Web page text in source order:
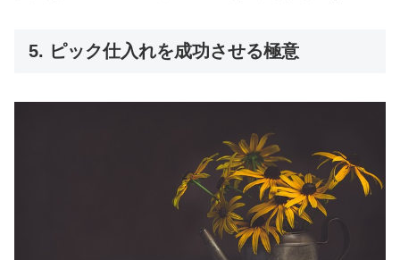
5. ピック仕入れを成功させる極意